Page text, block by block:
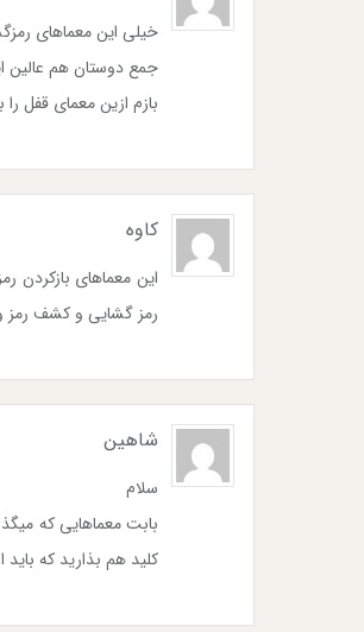
خیلی این معماهای
جمع دوستان هم عالین
بازم ازین معمای قفل را
کاوه
این معماهای بازکردن
رمز گشایی و کشف رمز
شاهین
سلام
بابت معماهایی که
کلید هم بذارید که